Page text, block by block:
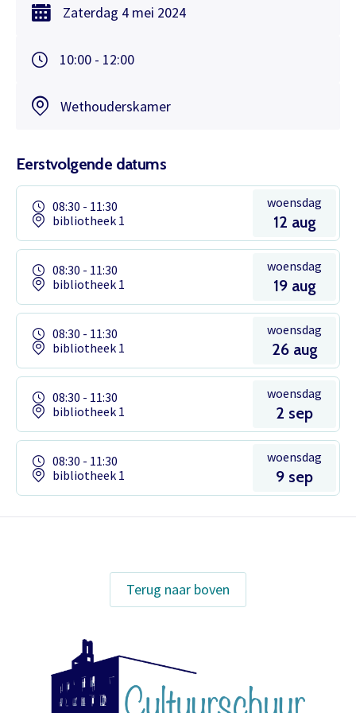
Inloggen
E-mailadres
Het theaterabonnement á €110 geeft
gratis toegang tot totaal 17
Het abonnement staat op naam,
waardoor per voorstelling maar één
kaart gratis besteld kan worden. Bij
Zaterdag 4 mei 2024
10:00 - 12:00
Wethouderskamer
Eerstvolgende datums
08:30 - 11:30
bibliotheek 1
woensdag
12 aug
08:30 - 11:30
bibliotheek 1
woensdag
19 aug
08:30 - 11:30
bibliotheek 1
woensdag
26 aug
08:30 - 11:30
bibliotheek 1
woensdag
2 sep
08:30 - 11:30
bibliotheek 1
woensdag
9 sep
Terug naar boven